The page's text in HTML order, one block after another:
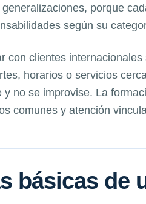
porque
según su
con clientes
horarios o servicios
y no se improvise. La
comunes y atención
básicas de